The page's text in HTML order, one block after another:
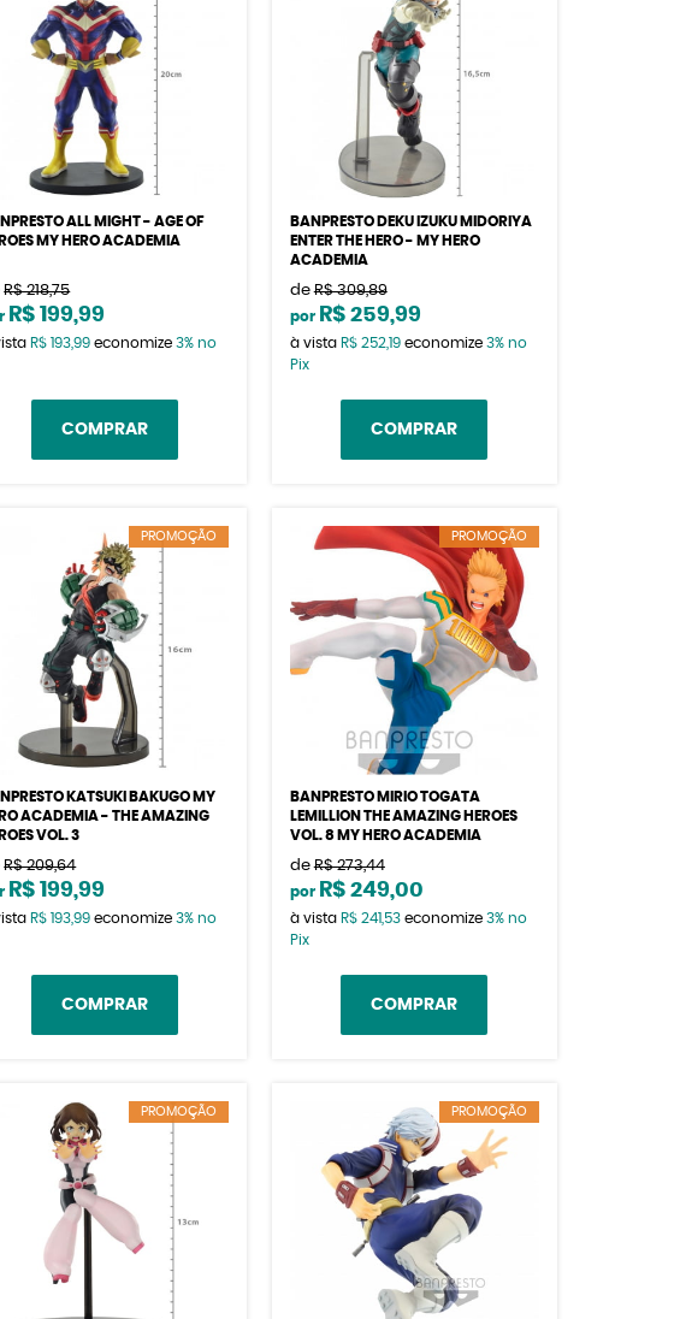
ALL MIGHT - AGE OF
MY HERO ACADEMIA
R$ 218,75
R$ 199,99
R$ 193,99 economize3% no
COMPRAR
BANPRESTO DEKU IZUKU MIDORIYA
ENTER THE HERO - MY HERO
ACADEMIA
de R$ 309,89
por R$ 259,99
à vista R$ 252,19economize 3% no
Pix
COMPRAR
PROMOÇÃO
KATSUKI BAKUGO MY
ACADEMIA - THE AMAZING
VOL. 3
R$ 209,64
R$ 199,99
R$ 193,99 economize3% no
COMPRAR
PROMOÇÃO
BANPRESTO MIRIO TOGATA
LEMILLION THE AMAZING HEROES
VOL. 8 MY HERO ACADEMIA
de R$ 273,44
por R$ 249,00
à vista R$ 241,53economize 3% no
Pix
COMPRAR
PROMOÇÃO PROMOÇÃO